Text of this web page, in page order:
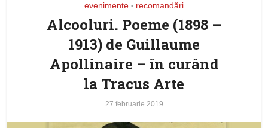
evenimente • recomandări
Alcooluri. Poeme (1898 –
1913) de Guillaume
Apollinaire – în curând
la Tracus Arte
27 februarie 2019